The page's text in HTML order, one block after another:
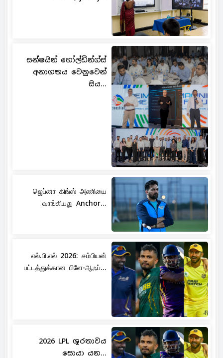
සන්ෂයින් හෝල්ඩින්ග්ස්
අනාගතය වෙනුවෙන්
සිය...
ஜெப்னா கிங்ஸ் அணியை
வாங்கியது Anchor...
எல்.பி.எல் 2026: சம்பியன்
பட்டத்துக்கான பிளே-ஆஃப்...
2026 LPL ශූරතාවය
සොයා යන...